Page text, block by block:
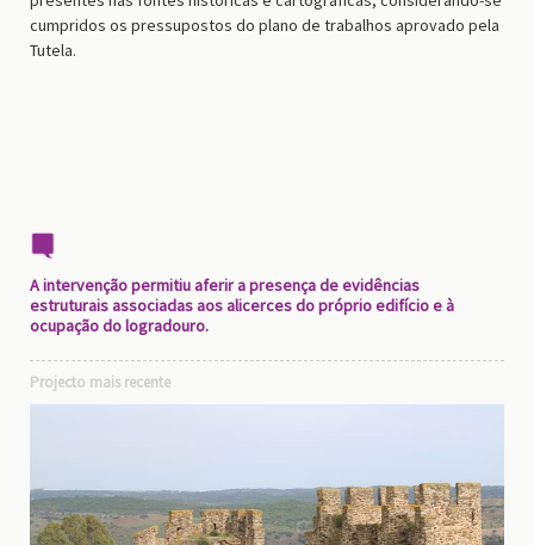
cumpridos os pressupostos do plano de trabalhos aprovado pela
Tutela.
A intervenção permitiu aferir a presença de evidências
estruturais associadas aos alicerces do próprio edifício e à
ocupação do logradouro.
Projecto mais recente